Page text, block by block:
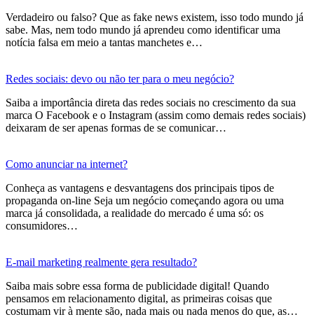
Verdadeiro ou falso? Que as fake news existem, isso todo mundo já
sabe. Mas, nem todo mundo já aprendeu como identificar uma
notícia falsa em meio a tantas manchetes e…
Redes sociais: devo ou não ter para o meu negócio?
Saiba a importância direta das redes sociais no crescimento da sua
marca O Facebook e o Instagram (assim como demais redes sociais)
deixaram de ser apenas formas de se comunicar…
Como anunciar na internet?
Conheça as vantagens e desvantagens dos principais tipos de
propaganda on-line Seja um negócio começando agora ou uma
marca já consolidada, a realidade do mercado é uma só: os
consumidores…
E-mail marketing realmente gera resultado?
Saiba mais sobre essa forma de publicidade digital! Quando
pensamos em relacionamento digital, as primeiras coisas que
costumam vir à mente são, nada mais ou nada menos do que, as…